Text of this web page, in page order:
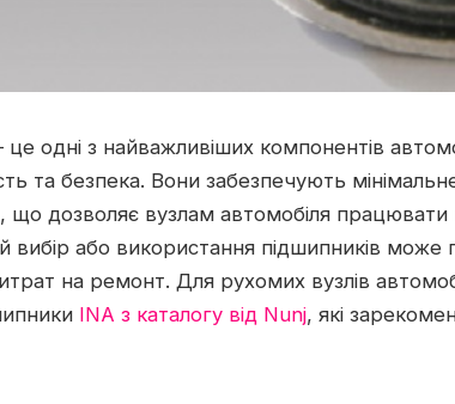
одні з найважливіших компонентів
та безпека. Вони забезпечують
що дозволяє вузлам автомобіля працювати
вибір або використання підшипників
на ремонт. Для рухомих вузлів
INA з каталогу від Nunj, які